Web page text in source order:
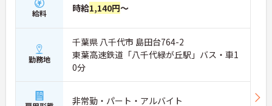
給料 時給1,140円～
勤務地
千葉県 八千代市 島田台764-2
東葉高速鉄道「八千代緑が丘駅」バス・車1
0分
非常勤・パート・アルバイト